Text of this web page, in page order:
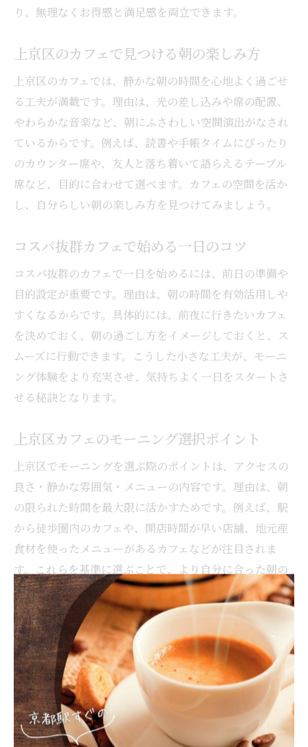
り、無理なくお得感と満足感を両立できます。
上京区のカフェで見つける朝の楽しみ方
上京区のカフェでは、静かな朝の時間を心地よく過ごせ
る工夫が満載です。理由は、光の差し込みや席の配置、
やわらかな音楽など、朝にふさわしい空間演出がなされ
ているからです。例えば、読書や手帳タイムにぴったり
のカウンター席や、友人と落ち着いて語らえるテーブル
席など、目的に合わせて選べます。カフェの空間を活か
し、自分らしい朝の楽しみ方を見つけてみましょう。
コスパ抜群カフェで始める一日のコツ
コスパ抜群のカフェで一日を始めるには、前日の準備や
目的設定が重要です。理由は、朝の時間を有効活用しや
すくなるからです。具体的には、前夜に行きたいカフェ
を決めておく、朝の過ごし方をイメージしておくと、ス
ムーズに行動できます。こうした小さな工夫が、モーニ
ング体験をより充実させ、気持ちよく一日をスタートさ
せる秘訣となります。
上京区カフェのモーニング選択ポイント
上京区でモーニングを選ぶ際のポイントは、アクセスの
良さ・静かな雰囲気・メニューの内容です。理由は、朝
の限られた時間を最大限に活かすためです。例えば、駅
から徒歩圏内のカフェや、開店時間が早い店舗、地元産
食材を使ったメニューがあるカフェなどが注目されま
す。これらを基準に選ぶことで、より自分に合った朝の
過ごし方を実現できます。
リーズナブルなカフェで朝を満喫
リーズナブルなカフェで朝を満喫するには、価格以上の
価値を感じられるポイントに注目しましょう。理由は、
コスパの良さだけでなく、心地よい空間や丁寧なサービ
スを体感できるからです。例えば、ドリンクと軽食がセ
ットになったモーニングや、静かな店内でゆったり過ご